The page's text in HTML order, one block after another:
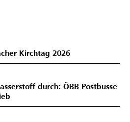
Kirchtag 2026
durch: ÖBB Postbusse